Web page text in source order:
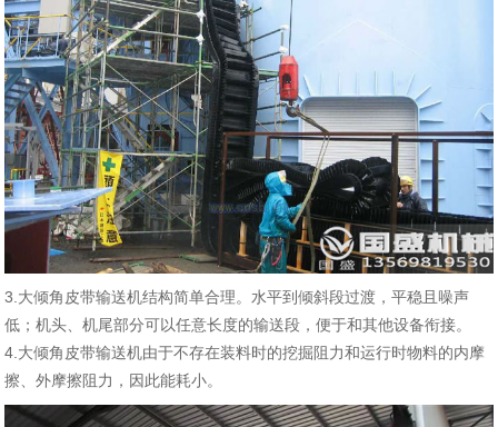
3. 大倾角皮带输送机结构简单合理。水平到倾斜段过渡，平稳且噪声
低；机头、机尾部分可以任意长度的输送段，便于和其他设备衔接。
4. 大倾角皮带输送机由于不存在装料时的挖掘阻力和运行时物料的内摩
擦、外摩擦阻力，因此能耗小。